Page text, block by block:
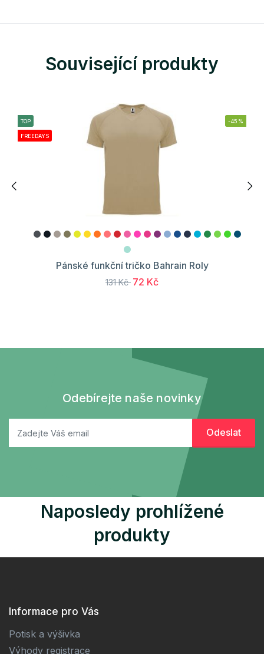
Související produkty
TOP
FREEDAYS
-45%
Pánské funkční tričko Bahrain Roly
131 Kč 72 Kč
Odebírejte naše novinky
Naposledy prohlížené
produkty
Informace pro Vás
Potisk a výšivka
Výhody registrace